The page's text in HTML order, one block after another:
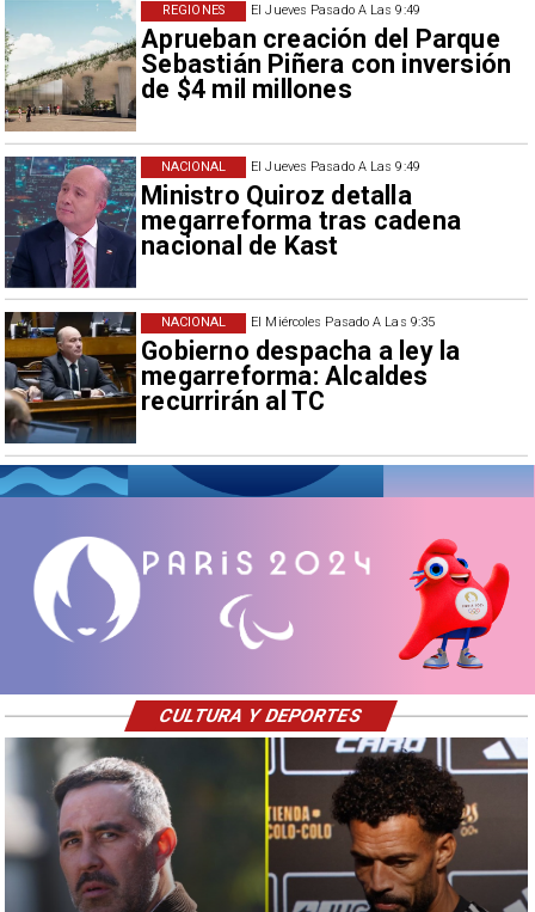
El Jueves Pasado A Las 9:49
Aprueban creación del Parque
Sebastián Piñera con inversión
de $4 mil millones
REGIONES
El Jueves Pasado A Las 9:49
Ministro Quiroz detalla
megarreforma tras cadena
nacional de Kast
NACIONAL
El Miércoles Pasado A Las 9:35
Gobierno despacha a ley la
megarreforma: Alcaldes
recurrirán al TC
NACIONAL
CULTURA Y DEPORTES